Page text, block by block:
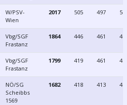
W/PSV-
Wien
2017 505 497
Vbg/SGF
Frastanz
1864 446 461
Vbg/SGF
Frastanz
1799 419 461
NÖ/SG
Scheibbs
1569
1682 418 413